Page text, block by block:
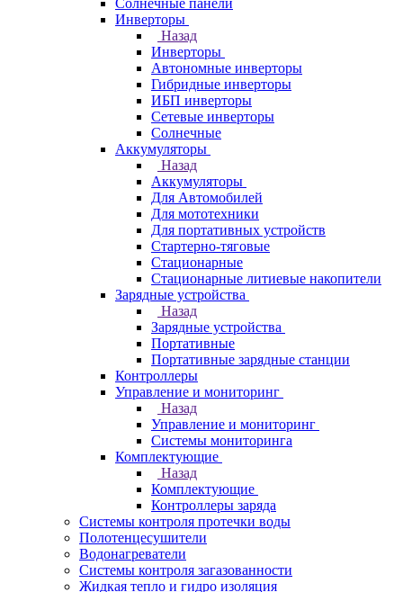
Солнечные панели
Инверторы
Назад
Инверторы
Автономные инверторы
Гибридные инверторы
ИБП инверторы
Сетевые инверторы
Солнечные
Аккумуляторы
Назад
Аккумуляторы
Для Автомобилей
Для мототехники
Для портативных устройств
Стартерно-тяговые
Стационарные
Стационарные литиевые накопители
Зарядные устройства
Назад
Зарядные устройства
Портативные
Портативные зарядные станции
Контроллеры
Управление и мониторинг
Назад
Управление и мониторинг
Системы мониторинга
Комплектующие
Назад
Комплектующие
Контроллеры заряда
Системы контроля протечки воды
Полотенцесушители
Водонагреватели
Системы контроля загазованности
Жидкая тепло и гидро изоляция